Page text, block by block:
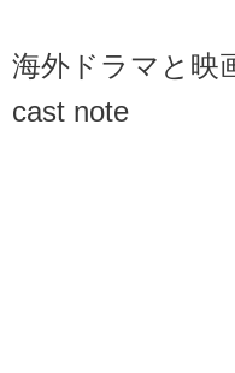
海外ドラマと映
cast note